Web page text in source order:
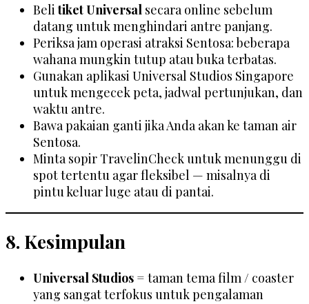
Belitiket Universal secara online sebelum
datang untuk menghindari antre panjang.
Periksa jam operasi atraksi Sentosa: beberapa
wahana mungkin tutup atau buka terbatas.
Gunakan aplikasi Universal Studios Singapore
untuk mengecek peta, jadwal pertunjukan, dan
waktu antre.
Bawa pakaian ganti jika Anda akan ke taman air
Sentosa.
Minta sopir TravelinCheck untuk menunggu di
spot tertentu agar fleksibel — misalnya di
pintu keluar luge atau di pantai.
8. Kesimpulan
Universal Studios = taman tema film / coaster
yang sangat terfokus untuk pengalaman